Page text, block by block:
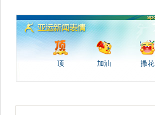
顶 加油 撒花